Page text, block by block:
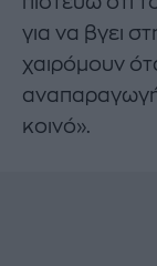
για να βγει
χαιρόμουν
κοινό».